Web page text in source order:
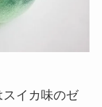
イカ味のゼ